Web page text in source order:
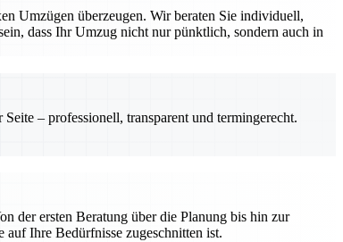
Umzügen überzeugen. Wir beraten Sie individuell,
dass Ihr Umzug nicht nur pünktlich, sondern auch in
– professionell, transparent und termingerecht.
der ersten Beratung über die Planung bis hin zur
Ihre Bedürfnisse zugeschnitten ist.